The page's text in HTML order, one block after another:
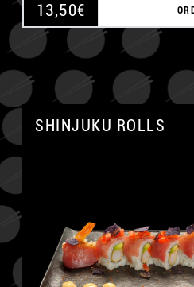
13,50€
SHINJUKU ROLLS